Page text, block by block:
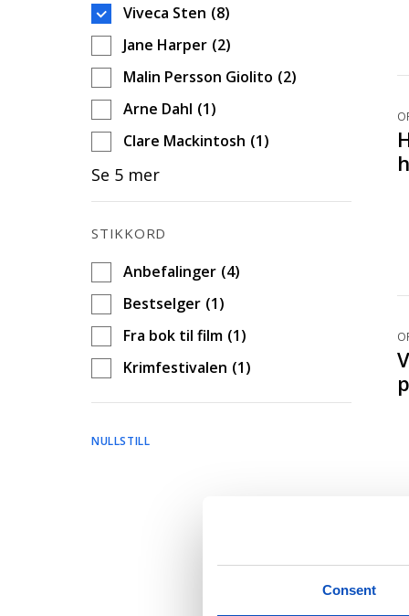
Consent
Viveca Sten (8)
Jane Harper (2)
Malin Persson Giolito (2)
Arne Dahl (1)
Clare Mackintosh (1)
Se 5 mer
STIKKORD
Anbefalinger (4)
Bestselger (1)
Fra bok til film (1)
Krimfestivalen (1)
NULLSTILL